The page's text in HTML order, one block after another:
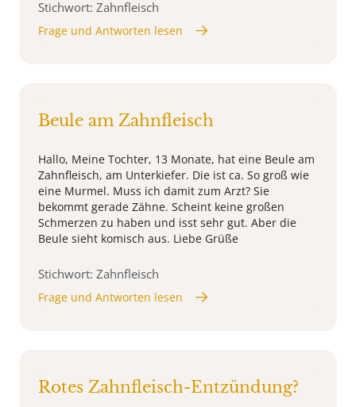
Stichwort: Zahnfleisch
Frage und Antworten lesen
Beule am Zahnfleisch
Hallo, Meine Tochter, 13 Monate, hat eine Beule am
Zahnfleisch, am Unterkiefer. Die ist ca. So groß wie
eine Murmel. Muss ich damit zum Arzt? Sie
bekommt gerade Zähne. Scheint keine großen
Schmerzen zu haben und isst sehr gut. Aber die
Beule sieht komisch aus. Liebe Grüße
Stichwort: Zahnfleisch
Frage und Antworten lesen
Rotes Zahnfleisch-Entzündung?